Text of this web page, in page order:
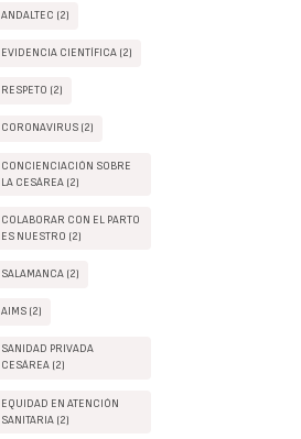
ANDALTEC (2)
EVIDENCIA CIENTÍFICA (2)
RESPETO (2)
CORONAVIRUS (2)
CONCIENCIACIÓN SOBRE
LA CESÁREA (2)
COLABORAR CON EL PARTO
ES NUESTRO (2)
SALAMANCA (2)
AIMS (2)
SANIDAD PRIVADA
CESÁREA (2)
EQUIDAD EN ATENCIÓN
SANITARIA (2)